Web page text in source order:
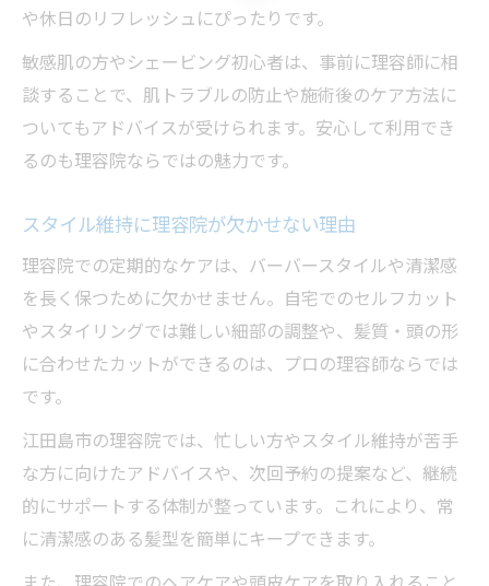
や休日のリフレッシュにぴったりです。
敏感肌の方やシェービング初心者は、事前に理容師に相
談することで、肌トラブルの防止や施術後のケア方法に
ついてもアドバイスが受けられます。安心して利用でき
るのも理容院ならではの魅力です。
スタイル維持に理容院が欠かせない理由
理容院での定期的なケアは、バーバースタイルや清潔感
を長く保つために欠かせません。自宅でのセルフカット
やスタイリングでは難しい細部の調整や、髪質・頭の形
に合わせたカットができるのは、プロの理容師ならでは
です。
江田島市の理容院では、忙しい方やスタイル維持が苦手
な方に向けたアドバイスや、次回予約の提案など、継続
的にサポートする体制が整っています。これにより、常
に清潔感のある髪型を簡単にキープできます。